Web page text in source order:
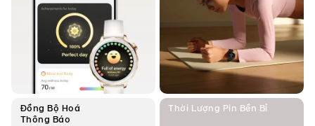
Đồng Bộ Hoá
Thông Báo
Thời Lượng Pin Bền Bỉ